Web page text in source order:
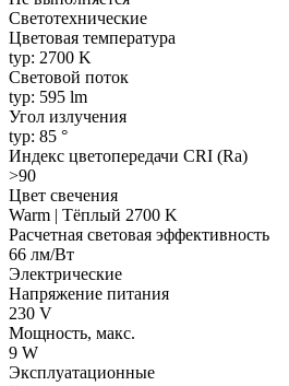
Светотехнические
Цветовая температура
typ: 2700 K
Световой поток
typ: 595 lm
Угол излучения
typ: 85 °
Индекс цветопередачи CRI (Ra)
>90
Цвет свечения
Warm | Тёплый 2700 K
Расчетная световая эффективность
66 лм/Вт
Электрические
Напряжение питания
230 V
Мощность, макс.
9 W
Эксплуатационные